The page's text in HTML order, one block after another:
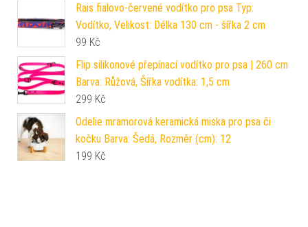
Rais fialovo-červené vodítko pro psa Typ:
Vodítko, Velikost: Délka 130 cm - šířka 2 cm
99 Kč
Flip silikonové přepínací vodítko pro psa | 260 cm
Barva: Růžová, Šířka vodítka: 1,5 cm
299 Kč
Odelie mramorová keramická miska pro psa či
kočku Barva: Šedá, Rozměr (cm): 12
199 Kč